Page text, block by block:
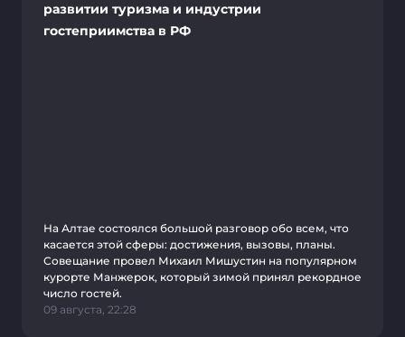
развитии туризма и индустрии
гостеприимства в РФ
На Алтае состоялся большой разговор обо всем, что
касается этой сферы: достижения, вызовы, планы.
Совещание провел Михаил Мишустин на популярном
курорте Манжерок, который зимой принял рекордное
число гостей.
09 августа, 22:28